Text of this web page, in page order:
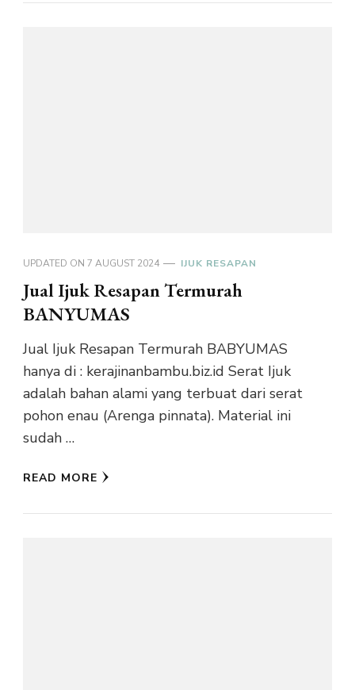
UPDATED ON 7 AUGUST 2024 IJUK RESAPAN
Jual Ijuk Resapan Termurah
BANYUMAS
Jual Ijuk Resapan Termurah BABYUMAS
hanya di : kerajinanbambu.biz.id Serat Ijuk
adalah bahan alami yang terbuat dari serat
pohon enau (Arenga pinnata). Material ini
sudah …
READ MORE